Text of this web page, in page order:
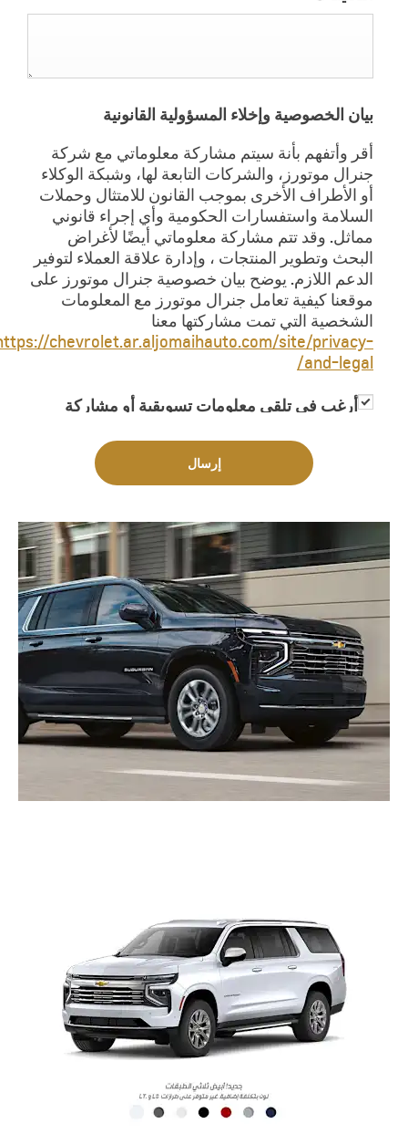
بيان الخصوصية وإخلاء المسؤولية القانونية
أقر وأتفهم بأنة سيتم مشاركة معلوماتي مع شركة
جنرال موتورز، والشركات التابعة لها، وشبكة الوكلاء
أو الأطراف الأخرى بموجب القانون للامتثال وحملات
السلامة واستفسارات الحكومية وأي إجراء قانوني
مماثل. وقد تتم مشاركة معلوماتي أيضًا لأغراض
البحث وتطوير المنتجات ، وإدارة علاقة العملاء لتوفير
الدعم اللازم. يوضح بيان خصوصية جنرال موتورز على
موقعنا كيفية تعامل جنرال موتورز مع المعلومات
الشخصية التي تمت مشاركتها معنا
https://chevrolet.ar.aljomaihauto.com/site/privacy-
and-legal/
أرغب في تلقي معلومات تسويقية أو مشاركة
بمعلومات تسويقية
إرسال